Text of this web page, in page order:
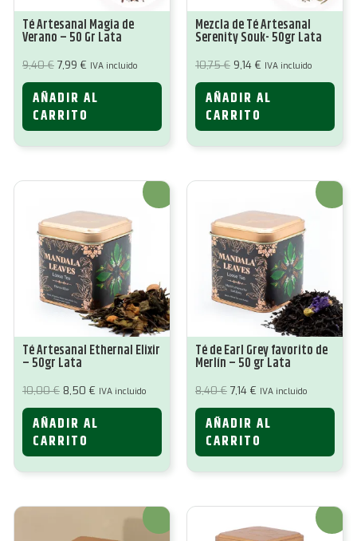
Té Artesanal Magia de
Verano – 50 Gr Lata
9,40€ El
original
era:
9,40 €.
7,99 € El
actual
es:
7,99 €.
IVA incluido
AÑADIR AL
CARRITO
Mezcla de Té Artesanal
Serenity Souk- 50gr Lata
10,75€ El
original
era:
10,75 €.
9,14 € El
actual
es:
9,14 €.
IVA incluido
AÑADIR AL
CARRITO
¡Oferta!
Té Artesanal Ethernal Elixir
– 50gr Lata
10,00€ El
original
era:
10,00 €.
8,50 € El
actual
8,50 €.
IVA incluido
AÑADIR AL
CARRITO
¡Oferta!
Té de Earl Grey favorito de
Merlín – 50 gr Lata
8,40€ El
original
era:
8,40 €.
7,14 € El
actual
es:
7,14 €.
IVA incluido
AÑADIR AL
CARRITO
¡Oferta! ¡Oferta!